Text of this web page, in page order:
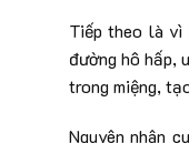
Tiếp theo là vì
đường hô hấp,
trong miệng,
Nguyên nhân